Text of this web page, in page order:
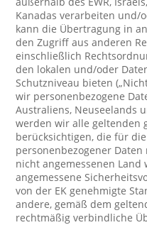
Kanadas verarbeiten und/
kann die Übertragung in
den Zugriff aus anderen
einschließlich
den lokalen und/oder
Schutzniveau bieten
wir personenbezogene
Australiens, Neuseelands
werden wir alle geltenden
berücksichtigen, die für
personenbezogener
nicht angemessenen
angemessene
von der EK genehmigte
andere, gemäß dem
rechtmäßig verbindliche